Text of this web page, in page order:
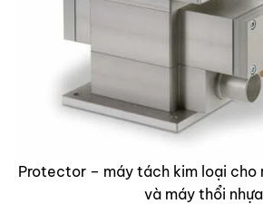
Protector – máy tách kim loại cho
và máy thổi nhựa